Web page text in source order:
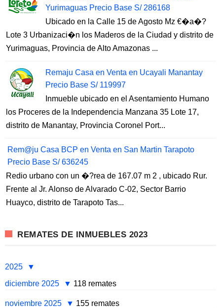
Yurimaguas Precio Base S/ 286168
Ubicado en la Calle 15 de Agosto Mz €�a�?
Lote 3 Urbanizaci�n los Maderos de la Ciudad y distrito de
Yurimaguas, Provincia de Alto Amazonas ...
Remaju Casa en Venta en Ucayali Manantay
Precio Base S/ 119997
Inmueble ubicado en el Asentamiento Humano
los Proceres de la Independencia Manzana 35 Lote 17,
distrito de Manantay, Provincia Coronel Port...
Rem@ju Casa BCP en Venta en San Martin Tarapoto
Precio Base S/ 636245
Redio urbano con un �?rea de 167.07 m 2 , ubicado Rur.
Frente al Jr. Alonso de Alvarado C-02, Sector Barrio
Huayco, distrito de Tarapoto Tas...
REMATES DE INMUEBLES 2023
2025
diciembre 2025
118 remates
noviembre 2025 155 remates